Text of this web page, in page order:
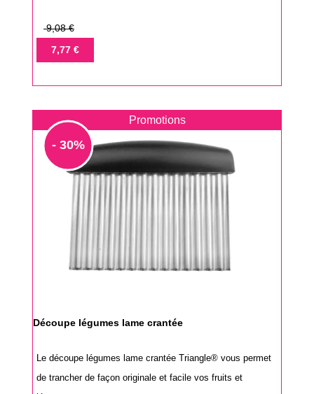
Prix
base
9,08 €
Prix7,77 €
Promotions
- 30%
Découpe légumes lame crantée
Le découpe légumes lame crantée Triangle® vous permet
de trancher de façon originale et facile vos fruits et